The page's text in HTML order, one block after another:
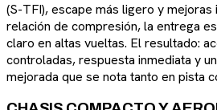
(S-TFI), escape más ligero y mejoras
relación de compresión, la entrega
claro en altas vueltas. El resultado:
controladas, respuesta inmediata y
mejorada que se nota tanto en pista